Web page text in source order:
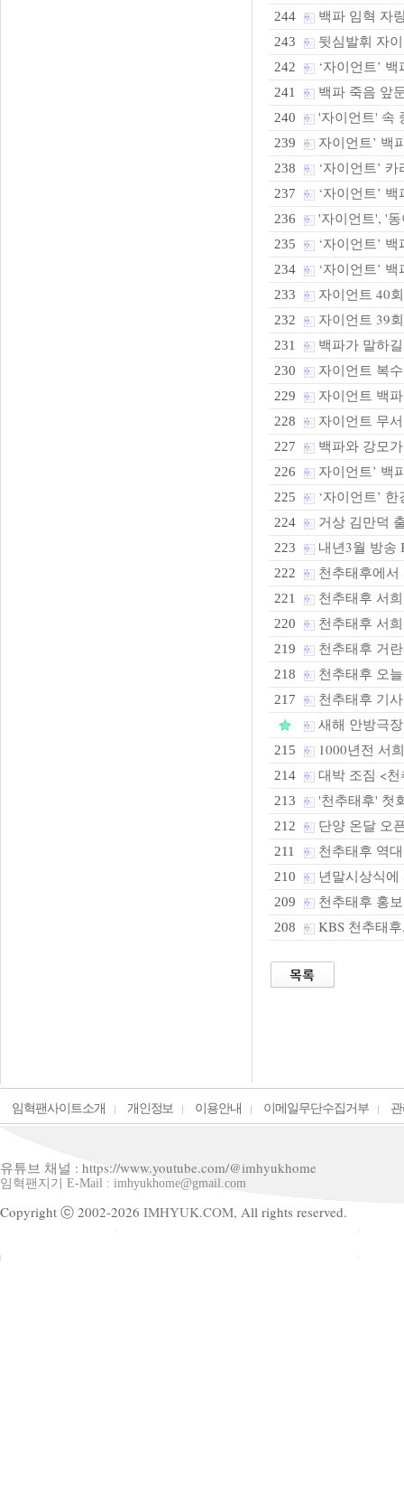
244 백파 임혁 자
243 뒷심발휘 자
242 ‘자이언트’
241 백파 죽음 앞
240 '자이언트' 속
239 자이언트’ 백
238 ‘자이언트’
237 ‘자이언트’
236 '자이언트', '
235 ‘자이언트’
234 ‘자이언트’
233 자이언트 40
232 자이언트 39
231 백파가 말하
230 자이언트 복
229 자이언트 백
228 자이언트 무
227 백파와 강모
226 자이언트’ 백
225 ‘자이언트’
224 거상 김만덕
223 내년3월 방송
222 천추태후에
221 천추태후 서
220 천추태후 서
219 천추태후 거
218 천추태후 오
217
천추태후 기사
새해 안방극
215 1000년전 서
214 대박 조짐 <
213 '천추태후' 첫
212 단양 온달 오
211 천추태후 역
210 년말시상식
209 천추태후 홍
208 KBS 천추태
임혁팬사이트소개 개인정보 이용안내 이메일무단수집거부
유튜브 채널 : https://www.youtube.com/@imhyukhome
임혁팬지기 E-Mail : imhyukhome@gmail.com
Copyright ⓒ 2002-2026 IMHYUK.COM, All rights reserved.